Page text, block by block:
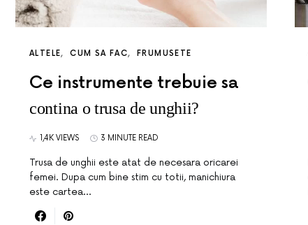
ALTELE CUM SA FAC FRUMUSETE
Ce instrumente trebuie sa
contina o trusa de unghii?
1,4K VIEWS 3 MINUTE READ
Trusa de unghii este atat de necesara oricarei
femei. Dupa cum bine stim cu totii, manichiura
este cartea…